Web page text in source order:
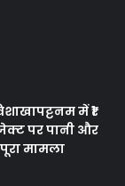
में ₹1
पर पानी और
मामला